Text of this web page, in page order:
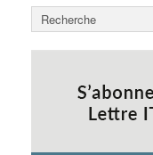
Rechercher